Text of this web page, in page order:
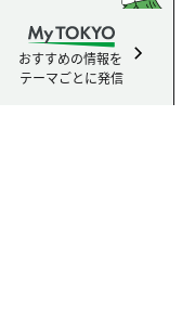
おすすめの情報を
テーマごとに発信